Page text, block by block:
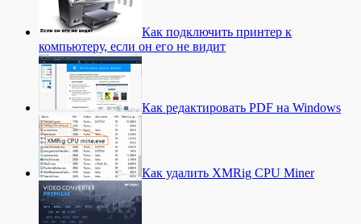
Как подключить принтер к
компьютеру, если он его не видит
Как редактировать PDF на Windows
Как удалить XMRig CPU Miner